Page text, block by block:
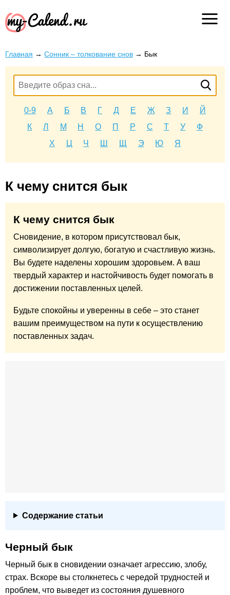
Главная → Сонник – толкование снов → Бык
0-9 А Б В Г Д Е Ж З И
Й
К
Л М Н О П Р С Т У
Ф
Х
Ц Ч Ш Щ Э Ю Я
К чему снится бык
К чему снится бык
Сновидение, в котором присутствовал бык,
символизирует долгую, богатую и счастливую жизнь.
Вы будете наделены хорошим здоровьем. А ваш
твердый характер и настойчивость будет помогать в
достижении поставленных целей.
Будьте спокойны и уверенны в себе – это станет
вашим преимуществом на пути к осуществлению
поставленных задач.
Содержание статьи
Черный бык
Черный бык в сновидении означает агрессию, злобу,
страх. Вскоре вы столкнетесь с чередой трудностей и
проблем, что выведет из состояния душевного